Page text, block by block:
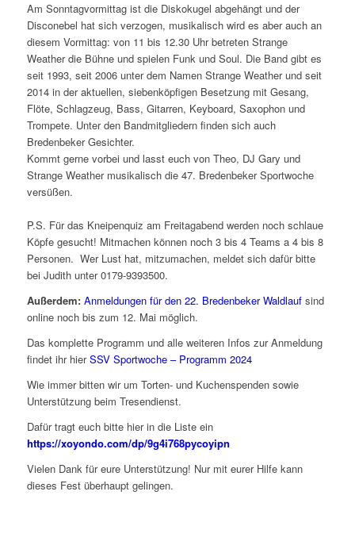
Am Sonntagvormittag ist die Diskokugel abgehängt und der
Disconebel hat sich verzogen, musikalisch wird es aber auch an
diesem Vormittag: von 11 bis 12.30 Uhr betreten Strange
Weather die Bühne und spielen Funk und Soul. Die Band gibt es
seit 1993, seit 2006 unter dem Namen Strange Weather und seit
2014 in der aktuellen, siebenköpfigen Besetzung mit Gesang,
Flöte, Schlagzeug, Bass, Gitarren, Keyboard, Saxophon und
Trompete. Unter den Bandmitgliedern finden sich auch
Bredenbeker Gesichter.
Kommt gerne vorbei und lasst euch von Theo, DJ Gary und
Strange Weather musikalisch die 47. Bredenbeker Sportwoche
versüßen.
P.S. Für das Kneipenquiz am Freitagabend werden noch schlaue
Köpfe gesucht! Mitmachen können noch 3 bis 4 Teams a 4 bis 8
Personen. Wer Lust hat, mitzumachen, meldet sich dafür bitte
bei Judith unter 0179-9393500.
Außerdem: Anmeldungen für den 22. Bredenbeker Waldlaufsind
online noch bis zum 12. Mai möglich.
Das komplette Programm und alle weiteren Infos zur Anmeldung
findet ihr hierSSV Sportwoche – Programm 2024
Wie immer bitten wir um Torten- und Kuchenspenden sowie
Unterstützung beim Tresendienst.
Dafür tragt euch bitte hier in die Liste ein
https://xoyondo.com/dp/9g4i768pycoyipn
Vielen Dank für eure Unterstützung! Nur mit eurer Hilfe kann
dieses Fest überhaupt gelingen.